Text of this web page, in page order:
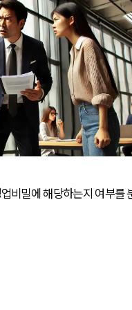
비밀에 해당하는지 여부를